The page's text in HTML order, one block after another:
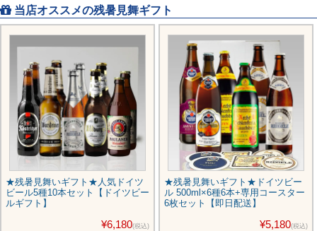
当店オススメの残暑見舞ギフト
★残暑見舞いギフト★人気ドイツ
ビール5種10本セット【ドイツビー
ルギフト】
¥6,180(税込)
★残暑見舞いギフト★ドイツビー
ル 500ml×6種6本+専用コースター
6枚セット【即日配送】
¥5,180(税込)